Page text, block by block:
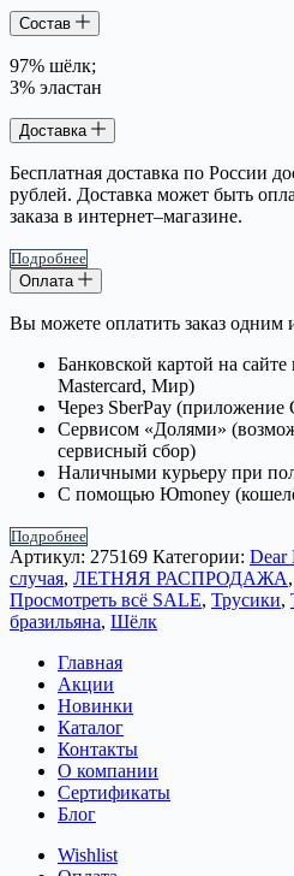
Состав
97% шёлк;
3% эластан
Доставка
Бесплатная доставка по России
рублей. Доставка может быть
заказа в интернет–магазине.
Подробнее
Оплата
Вы можете оплатить заказ одним
Банковской картой на
Mastercard, Мир)
Через SberPay
Сервисом «Долями»
сервисный сбор)
Наличными курьеру при
С помощью Юmoney
Подробнее
Артикул: 275169 Категории: Dear
случая, ЛЕТНЯЯ РАСПРОДАЖА,
Просмотреть всё SALE, Трусики,
бразильяна, Шёлк
Главная
Акции
Новинки
Каталог
Контакты
О компании
Сертификаты
Блог
Wishlist